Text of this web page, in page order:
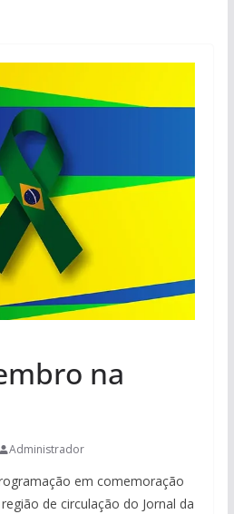
na
Administrador
em comemoração
de circulação do Jornal da